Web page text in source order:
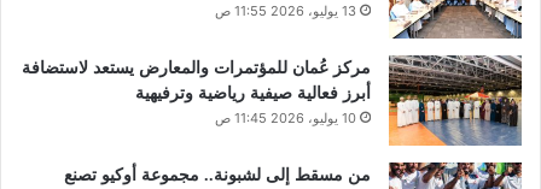
13 يوليو، 2026 11:55 ص
مركز عُمان للمؤتمرات والمعارض يستعد لاستضافة
أبرز فعالية صيفية رياضية وترفيهية
10 يوليو، 2026 11:45 ص
من مسقط إلى لشبونة.. مجموعة أوكيو تصنع